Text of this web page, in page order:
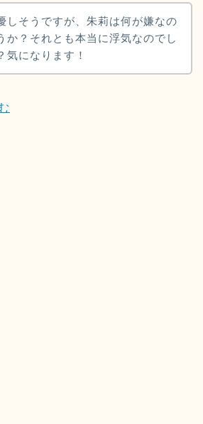
しそうですが、朱莉は何が嫌なの
か？それとも本当に浮気なのでし
気になります！